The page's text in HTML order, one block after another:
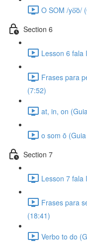
O SOM /yo͞o/
Section 6
Lesson 6 fala
Frases para
(7:52)
at, in, on
o som ō
Section 7
Lesson 7 fala
Frases para
(18:41)
Verbo to do